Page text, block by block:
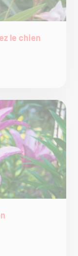
le chien